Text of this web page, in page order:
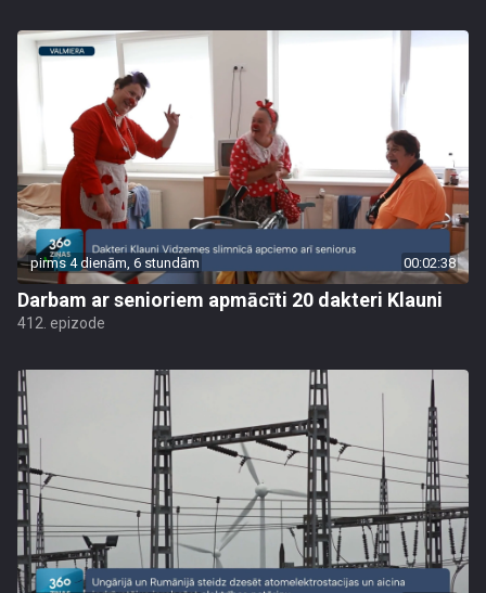
pirms 4 dienām, 6 stundām 00:02:38
Darbam ar senioriem apmācīti 20 dakteri Klauni
412. epizode